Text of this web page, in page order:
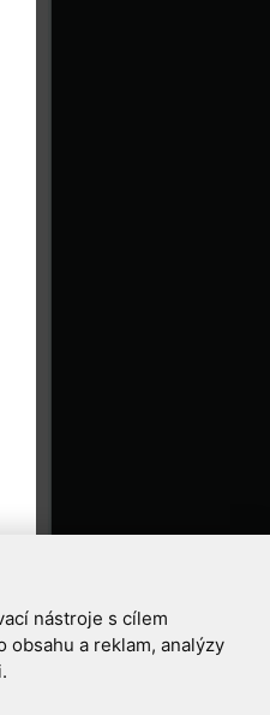
nástroje s cílem
a reklam, analýzy